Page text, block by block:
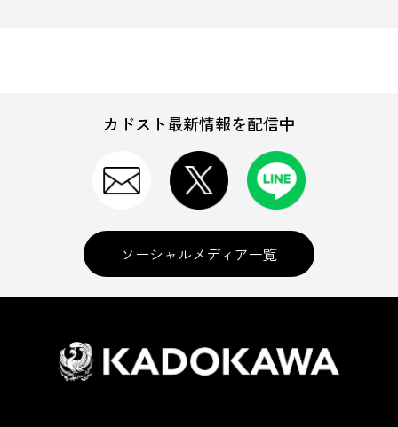
カドスト最新情報を配信中
ソーシャルメディア一覧